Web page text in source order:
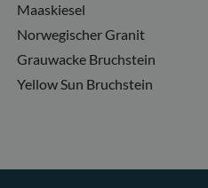
Maaskiesel
Norwegischer Granit
Grauwacke Bruchstein
Yellow Sun Bruchstein